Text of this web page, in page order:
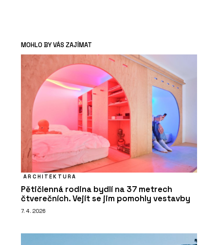
MOHLO BY VÁS ZAJÍMAT
ARCHITEKTURA
Pětičlenná rodina bydlí na 37 metrech
čtverečních. Vejít se jim pomohly vestavby
7. 4. 2026